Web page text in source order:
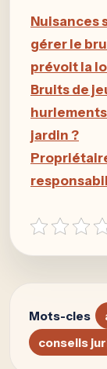
Nuisances
gérer le
prévoit la
Bruits de
jardin ?
Mots-cles
conseils